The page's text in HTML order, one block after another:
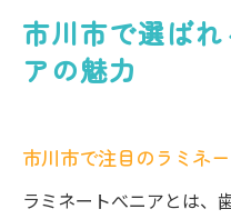
市川市で選ば
ラミネートべニア
ラミネートべニ
べニアで得る
ラミネートべ
市川市で選ば
アの魅力
市川市で注目のラミネ
ラミネートべニアとは、